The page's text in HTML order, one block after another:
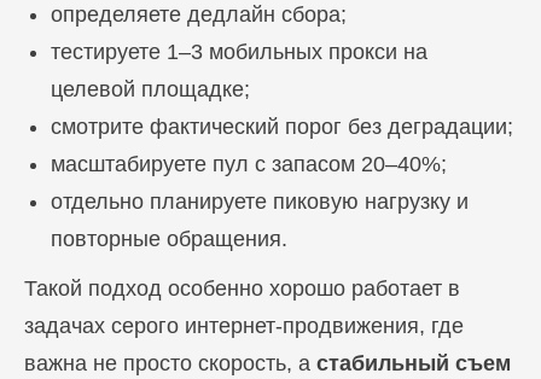
определяете дедлайн сбора;
тестируете 1–3 мобильных прокси на
целевой площадке;
смотрите фактический порог без деградации;
масштабируете пул с запасом 20–40%;
отдельно планируете пиковую нагрузку и
повторные обращения.
Такой подход особенно хорошо работает в
задачах серого интернет-продвижения, где
важна не просто скорость, а стабильный съем